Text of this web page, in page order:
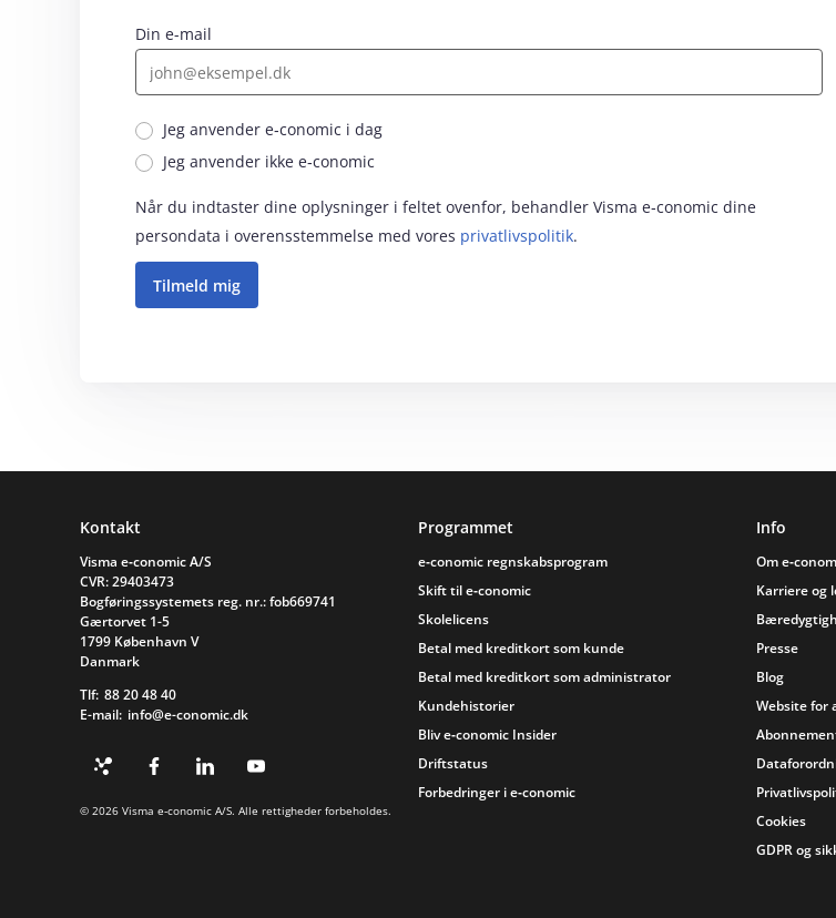
Din e-mail
Jeg anvender e‑conomic i dag
Jeg anvender ikke e‑conomic
Når du indtaster dine oplysninger i feltet ovenfor, behandler Visma e‑conomic dine
persondata i overensstemmelse med vores privatlivspolitik.
Sidefod
Kontakt
Visma e‑conomic A/S
CVR: 29403473
Bogføringssystemets reg. nr.: fob669741
Gærtorvet 1-5
1799 København V
Danmark
Tlf: 88 20 48 40
E-mail: info@e-conomic.dk
© 2026 Visma e‑conomic A/S. Alle rettigheder forbeholdes.
Programmet
e‑conomic regnskabsprogram
Skift til e‑conomic
Skolelicens
Betal med kreditkort som kunde
Betal med kreditkort som administrator
Kundehistorier
Bliv e‑conomic Insider
Driftstatus
Forbedringer i e‑conomic
Info
Om
Karriere og
Presse
Blog
Website for
Cookies
GDPR og